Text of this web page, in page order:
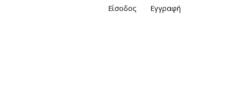
Είσοδος Εγγραφή